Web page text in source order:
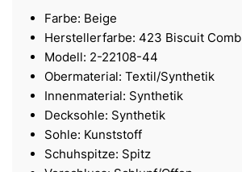
Farbe: Beige
Herstellerfarbe: 423 Biscuit Comb
Modell: 2-22108-44
Obermaterial: Textil/Synthetik
Innenmaterial: Synthetik
Decksohle: Synthetik
Sohle: Kunststoff
Schuhspitze: Spitz